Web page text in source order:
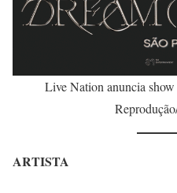
Live Nation anuncia
ARTISTA